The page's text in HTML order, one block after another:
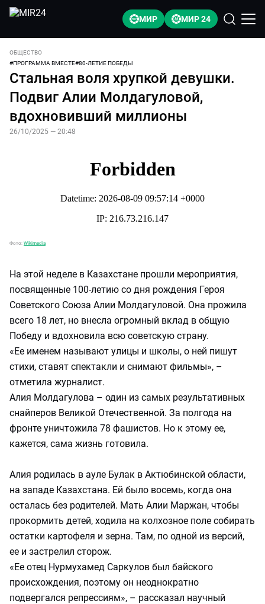
МИР МИР 24
ОБЩЕСТВО
#ПРОГРАММА ВМЕСТЕ#80-ЛЕТИЕ ПОБЕДЫ
Стальная воля хрупкой девушки.
Подвиг Алии Молдагуловой,
вдохновивший миллионы
26/10/2025 — 20:48
Фото: Wikimedia
На этой неделе в Казахстане прошли мероприятия,
посвященные 100-летию со дня рождения Героя
Советского Союза Алии Молдагуловой. Она прожила
всего 18 лет, но внесла огромный вклад в общую
Победу и вдохновила всю советскую страну.
«Ее именем называют улицы и школы, о ней пишут
стихи, ставят спектакли и снимают фильмы», –
отметила журналист.
Алия Молдагулова – один из самых результативных
снайперов Великой Отечественной. За полгода на
фронте уничтожила 78 фашистов. Но к этому ее,
кажется, сама жизнь готовила.
Алия родилась в ауле Булак в Актюбинской области,
на западе Казахстана. Ей было восемь, когда она
осталась без родителей. Мать Алии Маржан, чтобы
прокормить детей, ходила на колхозное поле собирать
остатки картофеля и зерна. Там, по одной из версий,
ее и застрелил сторож.
«Ее отец Нурмухамед Саркулов был байского
происхождения, поэтому он неоднократно
подвергался репрессиям», – рассказал научный